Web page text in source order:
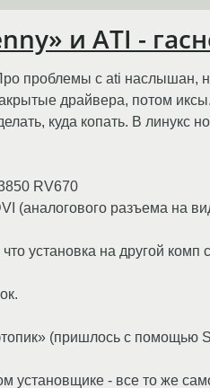
и ATI -
проблемы с ati наслышан,
драйвера, потом
куда копать. В линукс
RV670
(аналогового разъема на
установка на другой комп
(пришлось с помощью
установщике - все то же